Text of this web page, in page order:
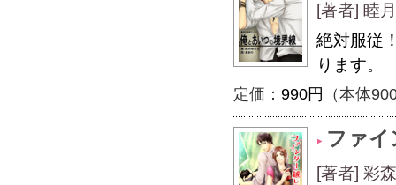
[著者] 睦
絶対服従
ります。
定価： 990円 （本体
ファイ
[著者] 彩